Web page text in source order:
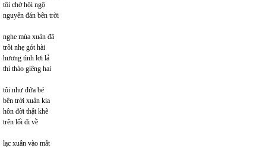
tôi chờ hội ngộ
nguyên đán bên trời
nghe mùa xuân đã
trôi nhẹ gót hài
hương tình lơi lả
thì thào giêng hai
tôi như đứa bé
bên trời xuân kia
hôn đời thật khẽ
trên lối đi về
lạc xuân vào mắt